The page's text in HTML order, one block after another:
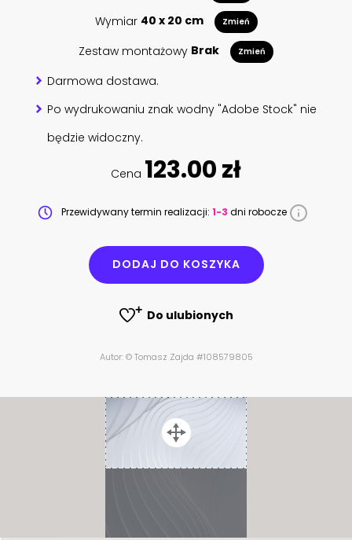
Wymiar 40 x 20 cm Zmień
Zestaw montażowy Brak Zmień
Darmowa dostawa.
Po wydrukowaniu znak wodny "Adobe Stock" nie
będzie widoczny.
Cena 123.00 zł
Przewidywany termin realizacji: 1-3 dni robocze
DODAJ DO KOSZYKA
Do ulubionych
Autor: © Tomasz Zajda #108579805